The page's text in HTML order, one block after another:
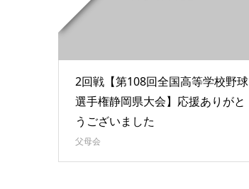
2回戦【第108回全国高等学校野球
選手権静岡県大会】応援ありがと
うございました
父母会